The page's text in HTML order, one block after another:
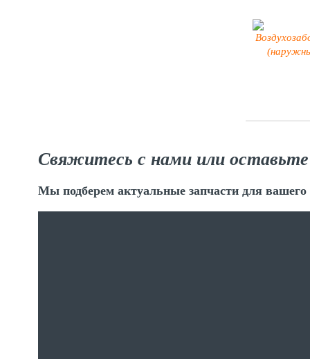
Свяжитесь с нами или оставьте
Мы подберем актуальные запчасти для вашего